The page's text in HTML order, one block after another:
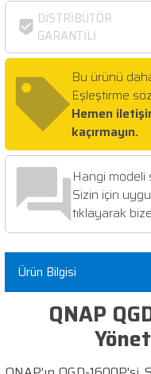
DİSTRİBÜTÖR
GARANTİLİ
Bu ürünü
Eşleştirme
Hemen
kaçırmayın.
Hangi modeli
Sizin için
tıklayarak
Ürün Bilgisi
QNAP